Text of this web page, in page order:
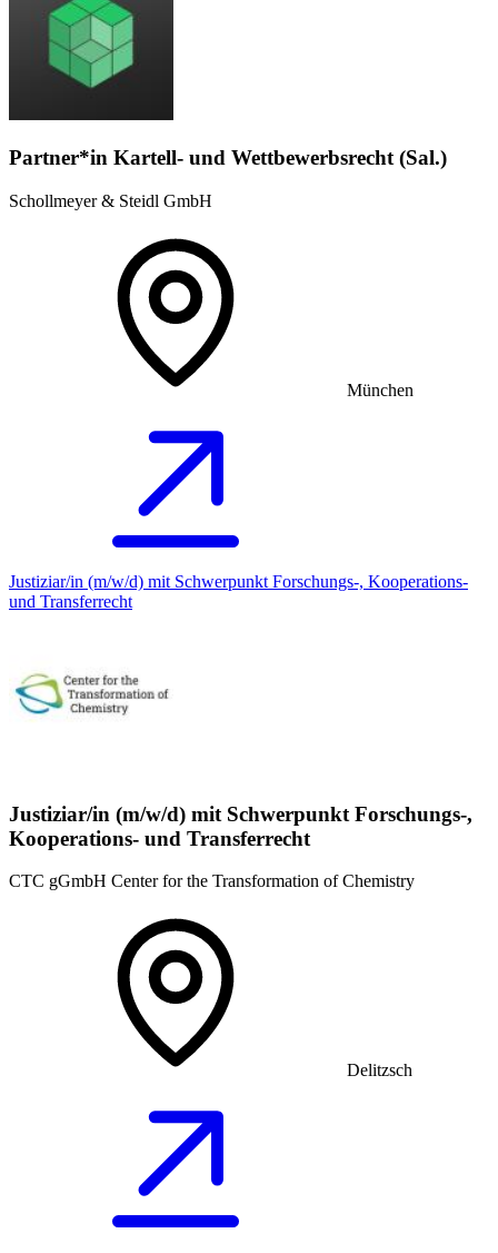
Partner*in Kartell- und Wettbewerbsrecht (Sal.)
Schollmeyer & Steidl GmbH
München
Justiziar/in (m/w/d) mit Schwerpunkt Forschungs-, Kooperations-
und Transferrecht
Justiziar/in (m/w/d) mit Schwerpunkt Forschungs-,
Kooperations- und Transferrecht
CTC gGmbH Center for the Transformation of Chemistry
Delitzsch